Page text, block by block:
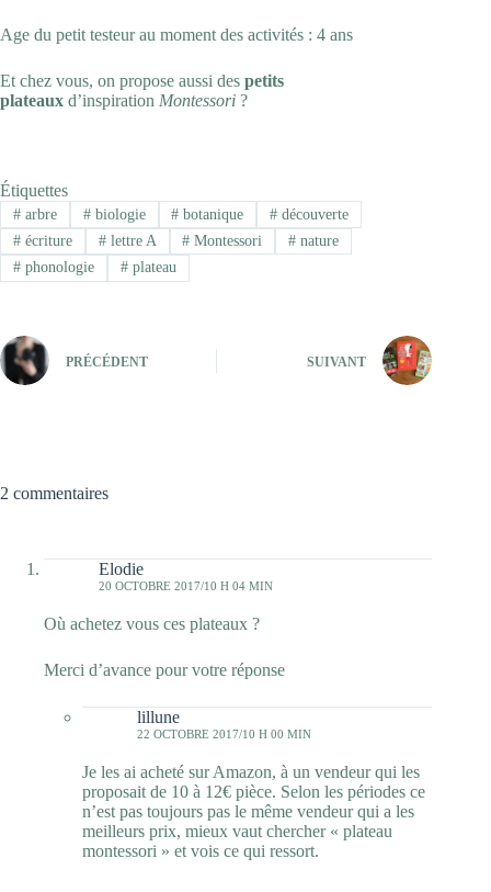
Age du petit testeur au moment des activités : 4 ans
Et chez vous, on propose aussi des petits
plateaux d’inspiration Montessori ?
Étiquettes
#arbre #biologie # botanique # découverte
#écriture #lettre A # Montessori # nature
#phonologie #plateau
PRÉCÉDENT SUIVANT
2 commentaires
Elodie
20 OCTOBRE 2017/10 H 04 MIN
Où achetez vous ces plateaux ?
Merci d’avance pour votre réponse
lillune
22 OCTOBRE 2017/10 H 00 MIN
Je les ai acheté sur Amazon, à un vendeur qui les
proposait de 10 à 12€ pièce. Selon les périodes ce
n’est pas toujours pas le même vendeur qui a les
meilleurs prix, mieux vaut chercher « plateau
montessori » et vois ce qui ressort.